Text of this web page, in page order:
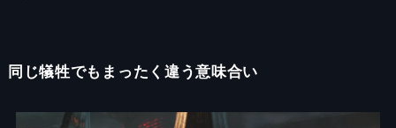
同じ犠牲でもまったく違う意味合い